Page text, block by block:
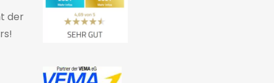
der